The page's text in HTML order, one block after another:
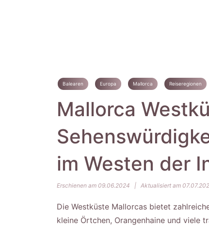
Balearen Europa Mallorca Reiseregionen
Mallorca
im Westen der
Erschienen am 09.06.2024 | Aktualisiert am
Die Westküste Mallorcas bietet
kleine Örtchen, Orangenhaine und viele